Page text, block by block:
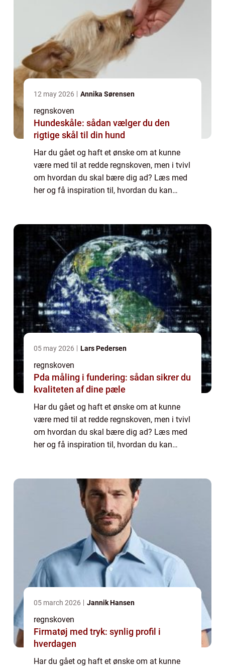
12 may 2026 Annika Sørensen
regnskoven
Hundeskåle: sådan vælger du den
rigtige skål til din hund
Har du gået og haft et ønske om at kunne
være med til at redde regnskoven, men i tvivl
om hvordan du skal bære dig ad? Læs med
her og få inspiration til, hvordan du kan
05 may 2026 Lars Pedersen
regnskoven
Pda måling i fundering: sådan sikrer du
kvaliteten af dine pæle
Har du gået og haft et ønske om at kunne
være med til at redde regnskoven, men i tvivl
om hvordan du skal bære dig ad? Læs med
her og få inspiration til, hvordan du kan
05 march 2026 Jannik Hansen
regnskoven
Firmatøj med tryk: synlig profil i
hverdagen
Har du gået og haft et ønske om at kunne